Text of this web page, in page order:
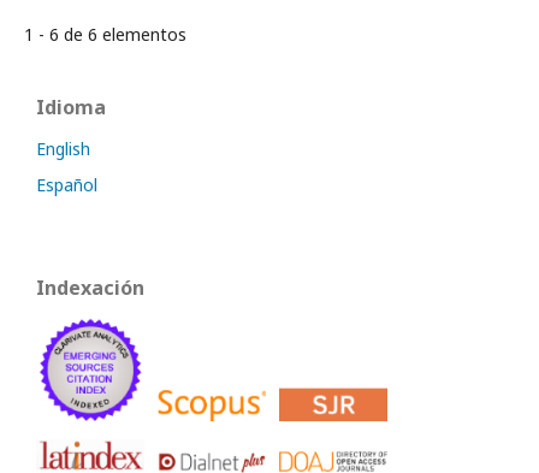
1 - 6 de 6 elementos
Idioma
English
Español
Indexación